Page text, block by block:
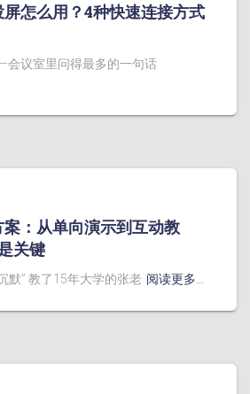
怎么用？4种快速连接方式
会议室里问得最多的一句话
：从单向演示到互动教
关键
默” 教了15年大学的张老 阅读更多…